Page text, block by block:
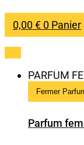
0,00€ 0 Panier
PARFUM
Fermer
Parfum